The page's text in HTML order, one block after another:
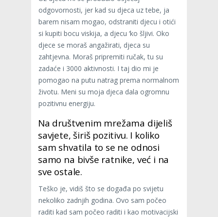
odgovornosti, jer kad su djeca uz tebe, ja
barem nisam mogao, odstraniti djecu i otići
si kupiti bocu viskija, a djecu ‘ko šljivi. Oko
djece se moraš angažirati, djeca su
zahtjevna. Moraš pripremiti ručak, tu su
zadaće i 3000 aktivnosti. I taj dio mi je
pomogao na putu natrag prema normalnom
životu. Meni su moja djeca dala ogromnu
pozitivnu energiju.
Na društvenim mrežama dijeliš
savjete, širiš pozitivu. I koliko
sam shvatila to se ne odnosi
samo na bivše ratnike, već i na
sve ostale.
Teško je, vidiš što se događa po svijetu
nekoliko zadnjih godina. Ovo sam počeo
raditi kad sam počeo raditi i kao motivacijski